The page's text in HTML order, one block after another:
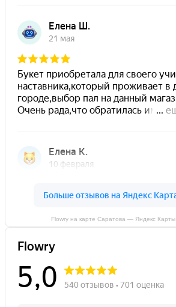
Flowry на карте Саратова — Яндекс Карты